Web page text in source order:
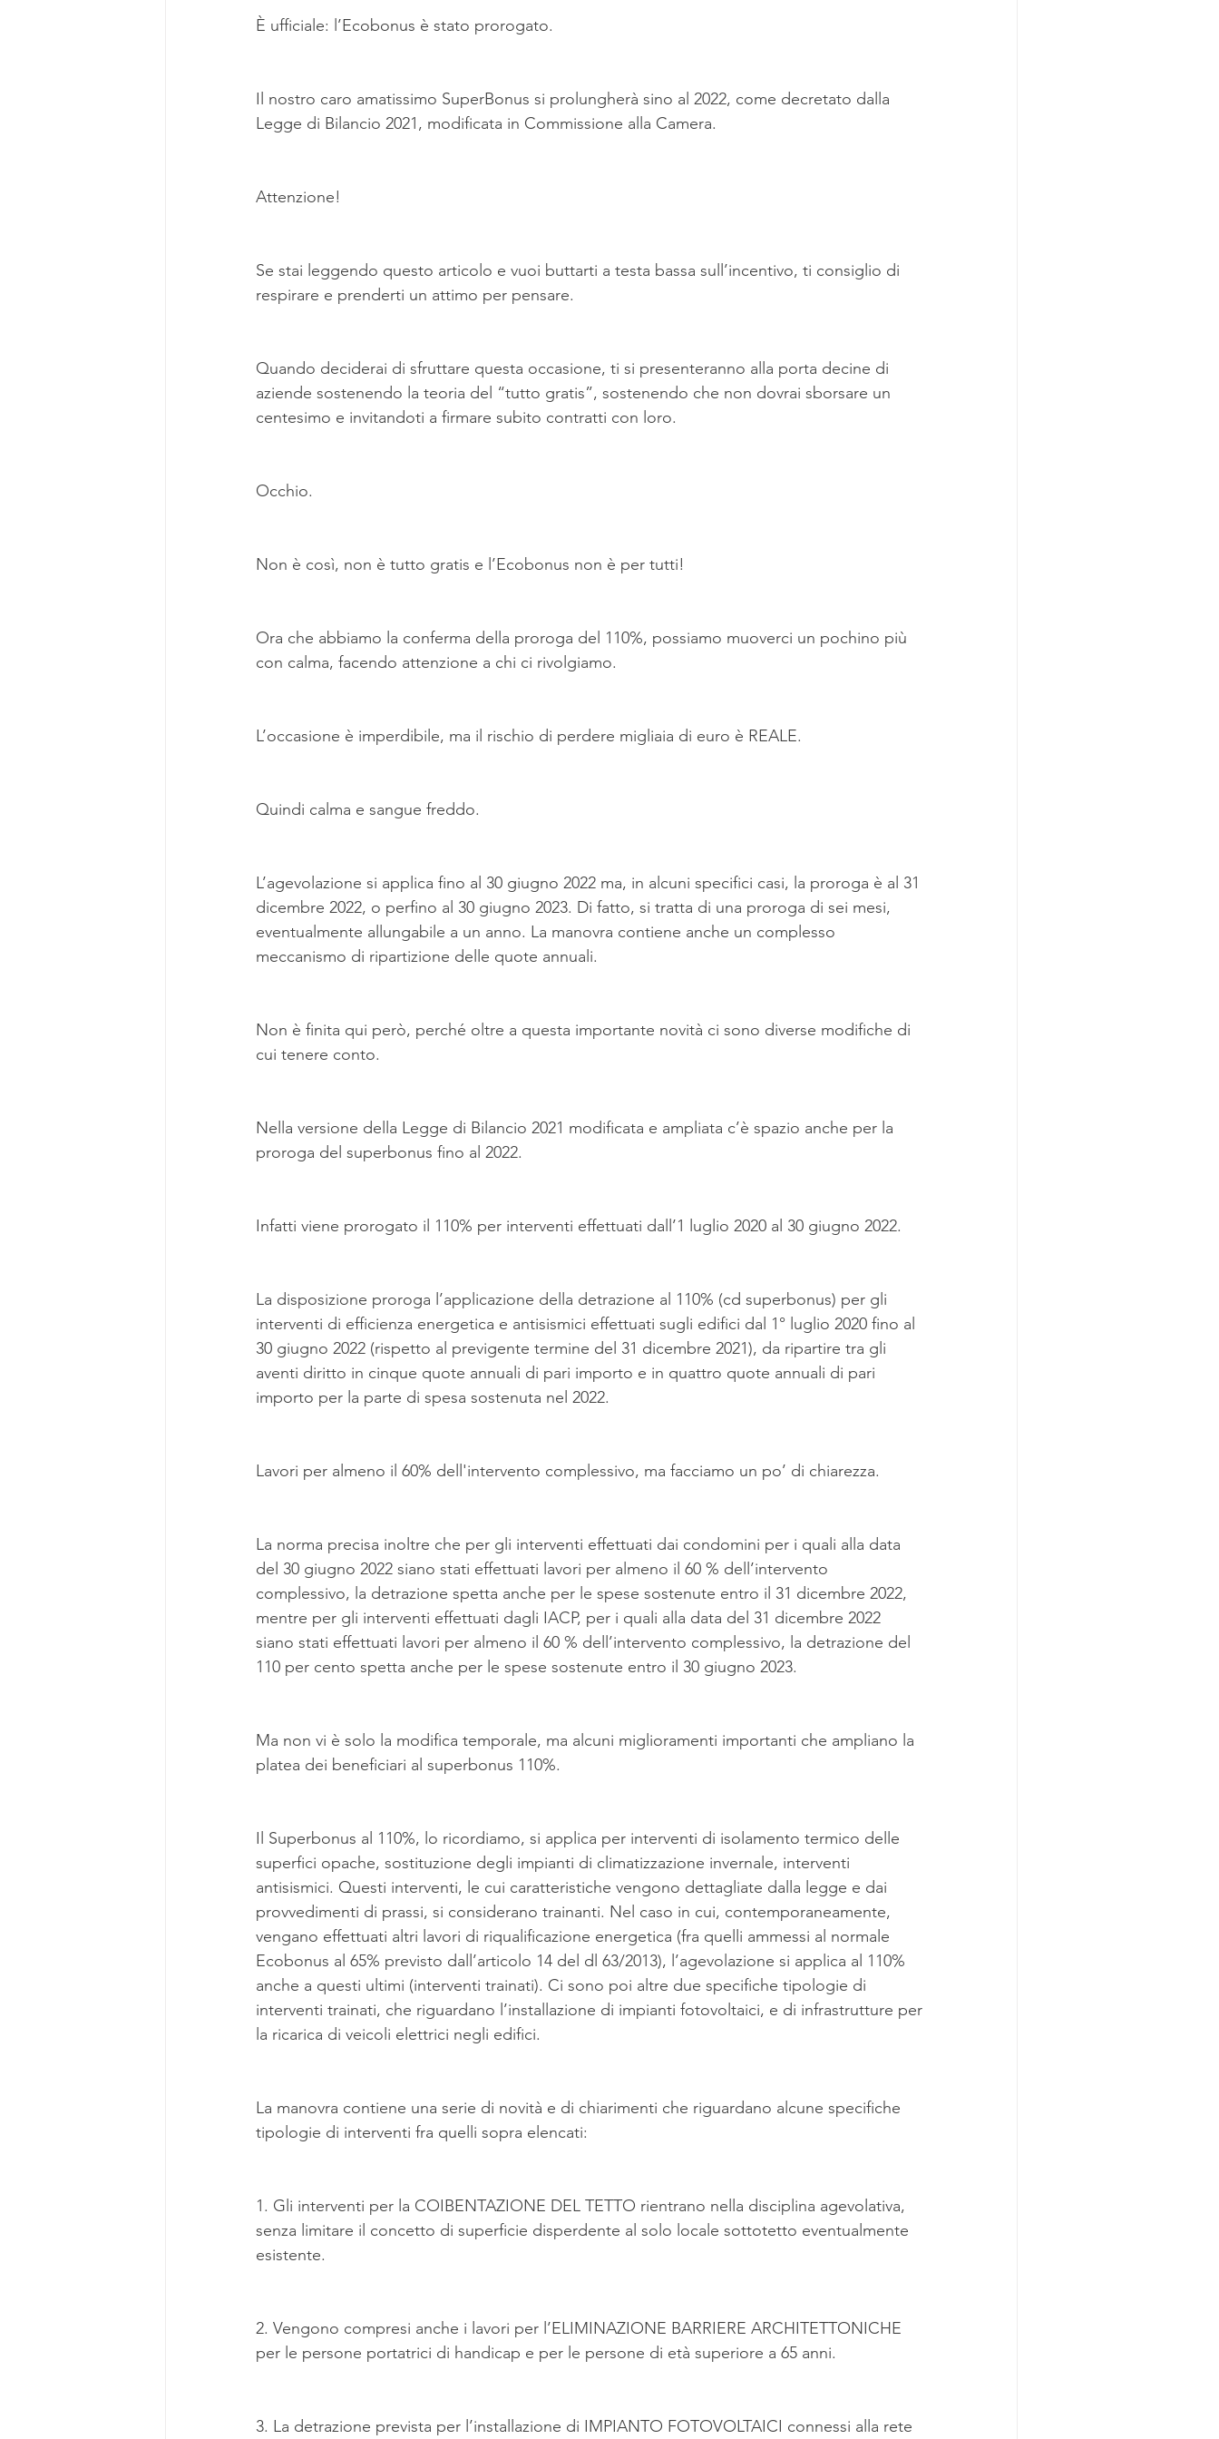
È ufficiale: l’Ecobonus è stato prorogato.
Il nostro caro amatissimo SuperBonus si prolungherà sino al 2022, come decretato dalla
Legge di Bilancio 2021, modificata in Commissione alla Camera.
Attenzione!
Se stai leggendo questo articolo e vuoi buttarti a testa bassa sull’incentivo, ti consiglio di
respirare e prenderti un attimo per pensare.
Quando deciderai di sfruttare questa occasione, ti si presenteranno alla porta decine di
aziende sostenendo la teoria del “tutto gratis”, sostenendo che non dovrai sborsare un
centesimo e invitandoti a firmare subito contratti con loro.
Occhio.
Non è così, non è tutto gratis e l’Ecobonus non è per tutti!
Ora che abbiamo la conferma della proroga del 110%, possiamo muoverci un pochino più
con calma, facendo attenzione a chi ci rivolgiamo.
L’occasione è imperdibile, ma il rischio di perdere migliaia di euro è REALE.
Quindi calma e sangue freddo.
L’agevolazione si applica fino al 30 giugno 2022 ma, in alcuni specifici casi, la proroga è al 31
dicembre 2022, o perfino al 30 giugno 2023. Di fatto, si tratta di una proroga di sei mesi,
eventualmente allungabile a un anno. La manovra contiene anche un complesso
meccanismo di ripartizione delle quote annuali.
Non è finita qui però, perché oltre a questa importante novità ci sono diverse modifiche di
cui tenere conto.
Nella versione della Legge di Bilancio 2021 modificata e ampliata c’è spazio anche per la
proroga del superbonus fino al 2022.
Infatti viene prorogato il 110% per interventi effettuati dall’1 luglio 2020 al 30 giugno 2022.
La disposizione proroga l’applicazione della detrazione al 110% (cd superbonus) per gli
interventi di efficienza energetica e antisismici effettuati sugli edifici dal 1° luglio 2020 fino al
30 giugno 2022 (rispetto al previgente termine del 31 dicembre 2021), da ripartire tra gli
aventi diritto in cinque quote annuali di pari importo e in quattro quote annuali di pari
importo per la parte di spesa sostenuta nel 2022.
Lavori per almeno il 60% dell'intervento complessivo, ma facciamo un po’ di chiarezza.
La norma precisa inoltre che per gli interventi effettuati dai condomini per i quali alla data
del 30 giugno 2022 siano stati effettuati lavori per almeno il 60 % dell’intervento
complessivo, la detrazione spetta anche per le spese sostenute entro il 31 dicembre 2022,
mentre per gli interventi effettuati dagli IACP, per i quali alla data del 31 dicembre 2022
siano stati effettuati lavori per almeno il 60 % dell’intervento complessivo, la detrazione del
110 per cento spetta anche per le spese sostenute entro il 30 giugno 2023.
Ma non vi è solo la modifica temporale, ma alcuni miglioramenti importanti che ampliano la
platea dei beneficiari al superbonus 110%.
Il Superbonus al 110%, lo ricordiamo, si applica per interventi di isolamento termico delle
superfici opache, sostituzione degli impianti di climatizzazione invernale, interventi
antisismici. Questi interventi, le cui caratteristiche vengono dettagliate dalla legge e dai
provvedimenti di prassi, si considerano trainanti. Nel caso in cui, contemporaneamente,
vengano effettuati altri lavori di riqualificazione energetica (fra quelli ammessi al normale
Ecobonus al 65% previsto dall’articolo 14 del dl 63/2013), l’agevolazione si applica al 110%
anche a questi ultimi (interventi trainati). Ci sono poi altre due specifiche tipologie di
interventi trainati, che riguardano l’installazione di impianti fotovoltaici, e di infrastrutture per
la ricarica di veicoli elettrici negli edifici.
La manovra contiene una serie di novità e di chiarimenti che riguardano alcune specifiche
tipologie di interventi fra quelli sopra elencati:
1. Gli interventi per la COIBENTAZIONE DEL TETTO rientrano nella disciplina agevolativa,
senza limitare il concetto di superficie disperdente al solo locale sottotetto eventualmente
esistente.
2. Vengono compresi anche i lavori per l’ELIMINAZIONE BARRIERE ARCHITETTONICHE
per le persone portatrici di handicap e per le persone di età superiore a 65 anni.
3. La detrazione prevista per l’installazione di IMPIANTO FOTOVOLTAICI connessi alla rete